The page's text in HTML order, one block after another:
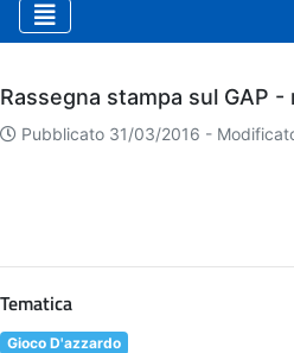
Archivio
Rassegna stampa sul GAP
Pubblicato 31/03/2016 -
Tematica
Gioco D'azzardo